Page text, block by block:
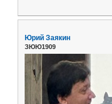
Юрий Заякин
ЗЮЮ1909